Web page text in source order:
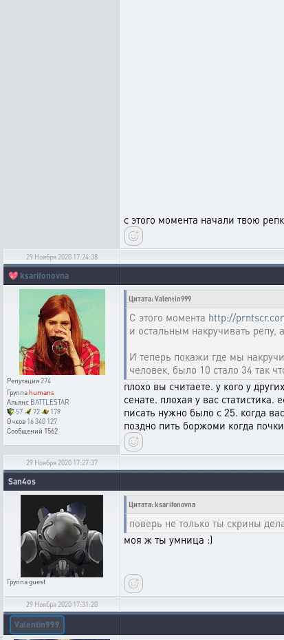
с этого момента начали твою
29 Ноября 2020 17:24:38
💖 ksarifonovna
Репутация274
Группаhumans
Альянс BATTLESTAR
57
72
179
Очков 16 340 127
Сообщений 1562
Цитата: Valentin999
С этого момента http://
и остальным накручивать репу,
И теперь покажи где мы
человек, было 10 стало 34 так
плохо вы считаете. у кого у
сенате. плохая у вас
писать нужно было с 25. когда
поздно пить боржоми когда
29 Ноября 2020 17:27:37
San4os
Группаguest
Цитата: ksarifonovna
поверь не только ты скрины
моя ж ты умница :)
29 Ноября 2020 17:31:20
Valentin999